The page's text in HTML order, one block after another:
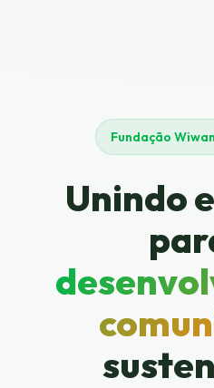
Fundação
Unindo